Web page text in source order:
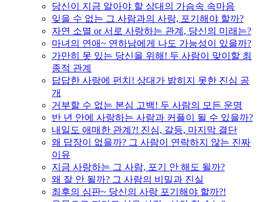
당신이 지금 알아야 할 상대의 가슴속 속마음
잊을 수 없는 그 사람과의 사랑, 포기해야 할까?
자연 소멸 or 서로 사랑하는 관계, 당신의 미래는?
마녀의 연애~ 연하남에게 나도 가능성이 있을까?
가만히 못 있는 당신을 위해! 두 사람이 맞이할 최
종적 관계
답답한 사랑에 펀치! 상대가 밝히지 못한 진심 공
개
거부할 수 없는 본심 고백! 두 사람의 모든 운명
반 년 안에 사랑하는 사람과 커플이 될 수 있을까?
내일도 애매한 관계?! 진심, 갈등, 마지막 결단
왜 답장이 없을까? 그 사람이 연락하지 않는 진짜
이유
지금 사랑하는 그 사람, 포기 안 해도 될까?
왜 잘 안 될까? 그 사람의 비밀과 진실
최후의 심판~ 당신의 사랑 포기해야 할까?!